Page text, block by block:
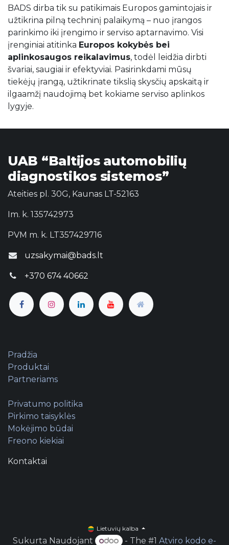
BADS dirba tik su patikimais Europos gamintojais ir
užtikrina pilną techninį palaikymą – nuo įrangos
parinkimo iki įrengimo ir serviso aptarnavimo. Visi
įrenginiai atitinka Europos kokybės bei
aplinkosaugos reikalavimus, todėl leidžia dirbti
švariai, saugiai ir efektyviai. Pasirinkdami mūsų
tiekėjų įrangą, užtikrinate tikslią skysčių apskaitą ir
ilgaamžį naudojimą bet kokiame serviso aplinkos
lygyje.
UAB “Baltijos automobilių
diagnostikos sistemos”
Ateities pl. 30G, Kaunas LT-52163
Im. k. 135742973
PVM m. k. LT357429716
uzsakymai@bads.lt
+370 674 40662
Pradžia
Produktai
Partneriams
Privatumo politika
Pirkimo taisyklės
Mokėjimo būdai
Freono kiekiai
Kontaktai
Lietuvių kalba
Sukurta Naudojant - The #1Atviro kodo e-